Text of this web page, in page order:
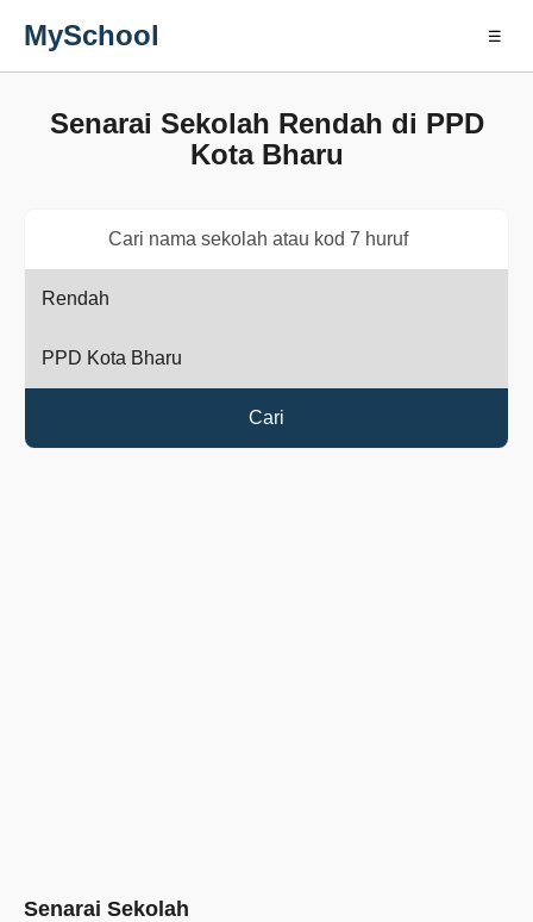
MySchool ☰
Senarai Sekolah Rendah di PPD
Kota Bharu
Cari
Senarai Sekolah